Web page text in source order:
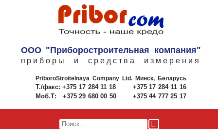
ООО "Приборостроительная компания"
приборы и средства измерения
PriboroStroitelnaya Company Ltd.Минск, Беларусь
Т./факс: +375 17 284 11 18
+375 17 284 11 16
Моб.Т:
+375 29 680 00 50 +375 44 777 25 17